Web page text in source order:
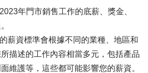
年門市銷售工作的底薪、獎金、
薪資標準會根據不同的業種、地區和
描述的工作內容相當多元，包括產品
維護等，這些都可能影響您的薪資。